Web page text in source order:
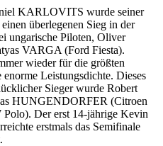
KARLOVITS wurde seiner
überlegenen Sieg in der
ungarische Piloten, Oliver
VARGA (Ford Fiesta).
wieder für die größten
Leistungsdichte. Dieses
Sieger wurde Robert
HUNGENDORFER (Citroen
Der erst 14-jährige Kevin
erstmals das Semifinale